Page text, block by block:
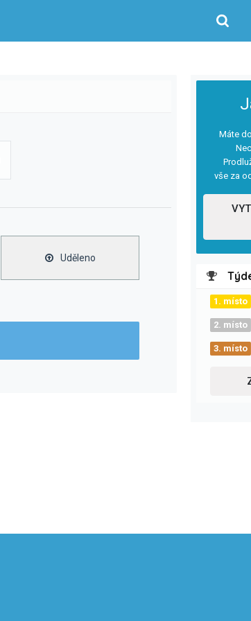
Hledat
Máte
vše za
1. místo
2. místo
3. místo
Uděleno